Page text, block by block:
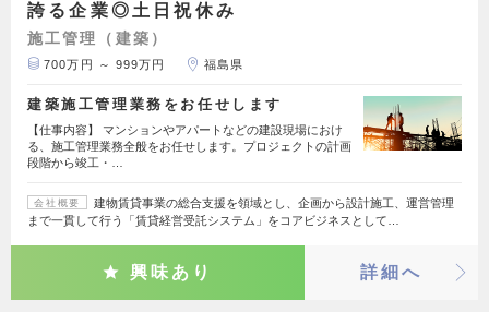
誇る企業◎土日祝休み
施工管理（建築）
700万円 ～ 999万円 福島県
建築施工管理業務をお任せします
【仕事内容】 マンションやアパートなどの建設現場におけ
る、施工管理業務全般をお任せします。プロジェクトの計画
段階から竣工・…
会社概要
建物賃貸事業の総合支援を領域とし、企画から設計施工、運営管理
まで一貫して行う「賃貸経営受託システム」をコアビジネスとして…
興味あり 詳細へ